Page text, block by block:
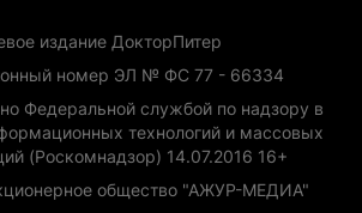
издание ДокторПитер
номер ЭЛ № ФС 77 - 66334
Федеральной службой по надзору в
технологий и массовых
(Роскомнадзор) 14.07.2016 16+
общество "АЖУР-МЕДИА"